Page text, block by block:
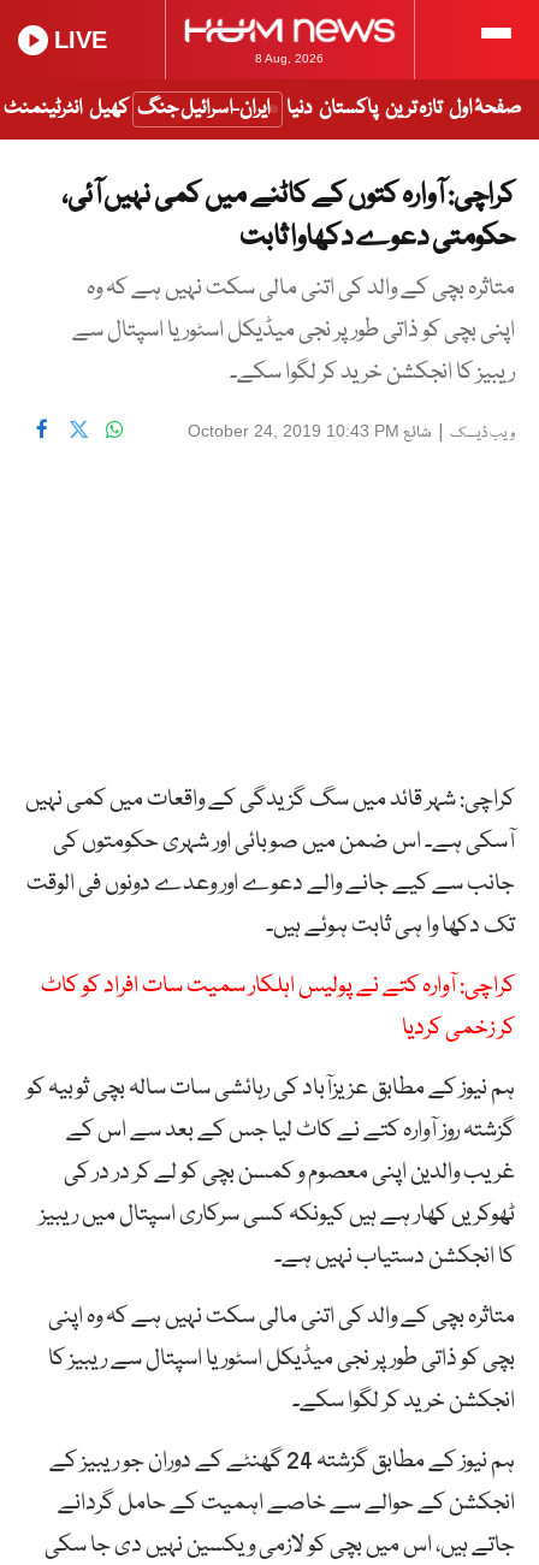
8 Aug, 2026
LIVE
صفحۂ اول تازہ ترین پاکستان دنیا ایران-اسرائیل جنگ کھیل انٹرٹینمنٹ
کراچی: آوارہ کتوں کے کاٹنے میں کمی نہیں آئی،
حکومتی دعوے دکھاوا ثابت
متاثرہ بچی کے والد کی اتنی مالی سکت نہیں ہے کہ وہ
اپنی بچی کو ذاتی طور پر نجی میڈیکل اسٹور یا اسپتال سے
ریبیز کا انجکشن خرید کر لگوا سکے۔
ویب ڈیسک | شائع October 24, 2019 10:43 PM
کراچی: شہر قائد میں سگ گزیدگی کے واقعات میں کمی نہیں
آسکی ہے۔ اس ضمن میں صوبائی اور شہری حکومتوں کی
جانب سے کیے جانے والے دعوے اور وعدے دونوں فی الوقت
تک دکھا وا ہی ثابت ہوئے ہیں۔
کراچی: آوارہ کتے نے پولیس اہلکار سمیت سات افراد کو کاٹ
کر زخمی کردیا
ہم نیوز کے مطابق عزیزآباد کی رہائشی سات سالہ بچی ثوبیہ کو
گزشتہ روز آوارہ کتے نے کاٹ لیا جس کے بعد سے اس کے
غریب والدین اپنی معصوم و کمسن بچی کو لے کر در در کی
ٹھوکریں کھار ہے ہیں کیونکہ کسی سرکاری اسپتال میں ریبیز
کا انجکشن دستیاب نہیں ہے۔
متاثرہ بچی کے والد کی اتنی مالی سکت نہیں ہے کہ وہ اپنی
بچی کو ذاتی طور پر نجی میڈیکل اسٹور یا اسپتال سے ریبیز کا
انجکشن خرید کر لگوا سکے۔
ہم نیوز کے مطابق گزشتہ 24 گھنٹے کے دوران جو ریبیز کے
انجکشن کے حوالے سے خاصے اہمیت کے حامل گردانے
جاتے ہیں، اس میں بچی کو لازمی ویکسین نہیں دی جا سکی